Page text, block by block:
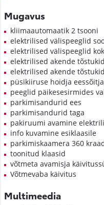
Mugavus
kliimaautomaatik 2 tsooni
elektrilised välispeeglid
elektrilised välispeeglid
elektrilised akende
elektrilised akende
püsikiiruse hoidja
peeglid päikesesirmides
parkimisandurid ees
parkimisandurid taga
pakiruumi avamine
info kuvamine esiklaasile
parkimiskaamera 360
toonitud klaasid
võtmeta avamisja
Võtmevaba käivitus
Multimeedia